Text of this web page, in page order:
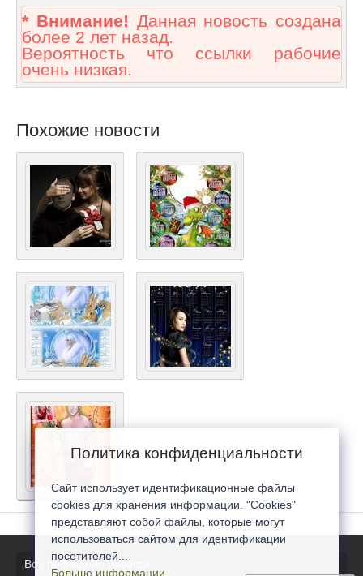
* Внимание! Данная новость создана
более 2 лет назад.
Вероятность что ссылки рабочие
очень низкая.
Похожие новости
Все последние новости
Политика конфиденциальности
Сайт использует идентификационные файлы
cookies для хранения информации. "Cookies"
представляют собой файлы, которые могут
использоваться сайтом для идентификации
посетителей...
Больше информации